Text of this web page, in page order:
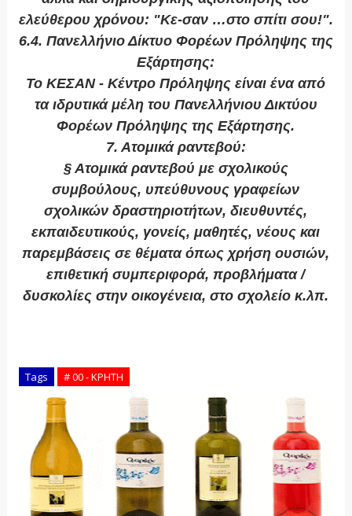
ελεύθερου χρόνου: "Κε-σαν …στο σπίτι σου!".
6.4. Πανελλήνιο Δίκτυο Φορέων Πρόληψης της
Εξάρτησης:
Το ΚΕΣΑΝ - Κέντρο Πρόληψης είναι ένα από
τα ιδρυτικά μέλη του Πανελλήνιου Δικτύου
Φορέων Πρόληψης της Εξάρτησης.
7. Ατομικά ραντεβού:
§ Ατομικά ραντεβού με σχολικούς
συμβούλους, υπεύθυνους γραφείων
σχολικών δραστηριοτήτων, διευθυντές,
εκπαιδευτικούς, γονείς, μαθητές, νέους και
παρεμβάσεις σε θέματα όπως χρήση ουσιών,
επιθετική συμπεριφορά, προβλήματα /
δυσκολίες στην οικογένεια, στο σχολείο κ.λπ.
Tags # 00 - ΚΡΗΤΗ